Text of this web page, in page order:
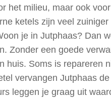
het milieu, maar ook
ketels zijn veel zuiniger
je in Jutphaas? Dan
Zonder een goede
huis. Soms is repareren
vervangen Jutphaas
leggen je graag uit